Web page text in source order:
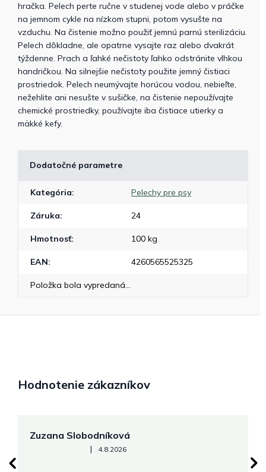
hračka. Pelech perte ručne v studenej vode alebo v práčke
na jemnom cykle na nízkom stupni, potom vysušte na
vzduchu. Na čistenie možno použiť jemnú parnú sterilizáciu.
Pelech dôkladne, ale opatrne vysajte raz alebo dvakrát
týždenne. Prach a ľahké nečistoty ľahko odstránite vlhkou
handričkou. Na silnejšie nečistoty použite jemný čistiaci
prostriedok. Pelech neumývajte horúcou vodou, nebieľte,
nežehlite ani nesušte v sušičke, na čistenie nepoužívajte
chemické prostriedky, používajte iba čistiace utierky a
mäkké kefy.
Dodatočné parametre
Kategória: Pelechy pre psy
Záruka: 24
Hmotnosť: 100 kg
EAN: 4260565525325
Položka bola vypredaná…
Hodnotenie zákazníkov
Zuzana Slobodníková
Hodnotenie obchodu je 5 z 5 hviezdičiek.
| 4.8.2026